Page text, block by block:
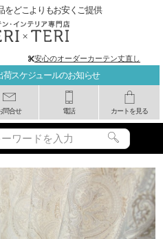
荷スケジュールのお知らせ
問合せ 電話 カートを見る
をどこよりもお安くご提供
安心のオーダーカーテン丈直し